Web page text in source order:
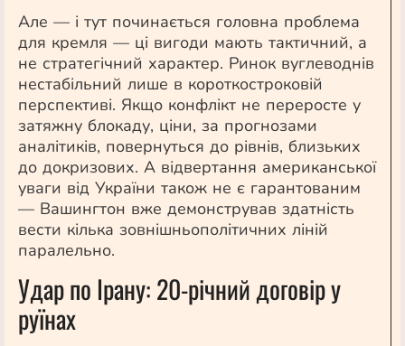
Але — і тут починається головна проблема
для кремля — ці вигоди мають тактичний, а
не стратегічний характер. Ринок вуглеводнів
нестабільний лише в короткостроковій
перспективі. Якщо конфлікт не переросте у
затяжну блокаду, ціни, за прогнозами
аналітиків, повернуться до рівнів, близьких
до докризових. А відвертання американської
уваги від України також не є гарантованим
— Вашингтон вже демонстрував здатність
вести кілька зовнішньополітичних ліній
паралельно.
Удар по Ірану: 20-річний договір у
руїнах